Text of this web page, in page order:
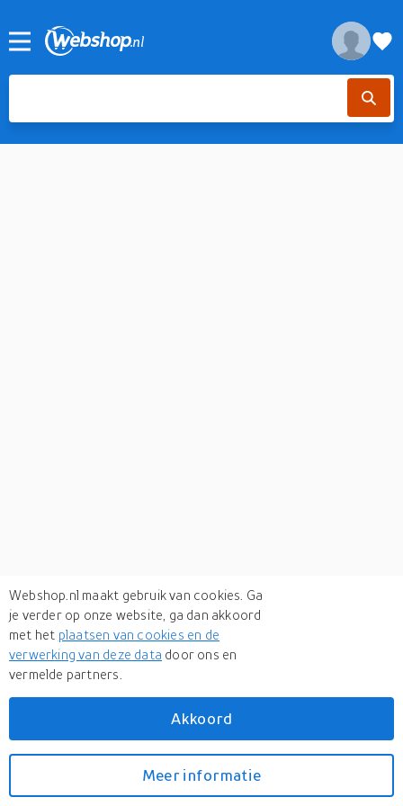
gerelateerde categorieën
Mode accessoires
Webshop.nl maakt gebruik van cookies. Ga
je verder op onze website, ga dan akkoord
met het plaatsen van cookies en de
verwerking van deze data door ons en
vermelde partners.
Akkoord
Meer informatie